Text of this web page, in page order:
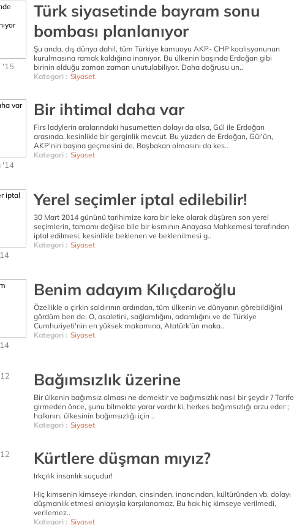
'15
Türk siyasetinde bayram sonu
bombası planlanıyor
Şu anda, dış dünya dahil, tüm Türkiye kamuoyu AKP- CHP koalisyonunun
kurulmasına ramak kaldığına inanıyor. Bu ülkenin başında Erdoğan gibi
birinin olduğu zaman zaman unutulabiliyor. Daha doğrusu un..
Kategori : Siyaset
'14
Bir ihtimal daha var
Firs ladylerin aralarındaki husumetten dolayı da olsa, Gül ile Erdoğan
arasında, kesinlikle bir gerginlik mevcut. Bu yüzden de Erdoğan, Gül'ün,
AKP'nin başına geçmesini de, Başbakan olmasını da kes..
Kategori : Siyaset
Yerel seçimler iptal edilebilir!
30 Mart 2014 gününü tarihimize kara bir leke olarak düşüren son yerel
seçimlerin, tamamı değilse bile bir kısmının Anayasa Mahkemesi tarafından
iptal edilmesi, kesinlikle beklenen ve beklenilmesi g..
Kategori : Siyaset
Benim adayım Kılıçdaroğlu
Özellikle o çirkin saldırının ardından, tüm ülkenin ve dünyanın görebildiğini
gördüm ben de. O, asaletini, sağlamlığını, adamlığını ve de Türkiye
Cumhuriyeti'nin en yüksek makamına, Atatürk'ün maka..
Kategori : Siyaset
Bağımsızlık üzerine
Bir ülkenin bağımsız olması ne demektir ve bağımsızlık nasıl bir şeydir ? Tarife
girmeden önce, şunu bilmekte yarar vardır ki, herkes bağımsızlığı arzu eder ;
halkının, ülkesinin bağımsızlığı için ..
Kategori : Siyaset
Kürtlere düşman mıyız?
Irkçılık insanlık suçudur!
Hiç kimsenin kimseye ırkından, cinsinden, inancından, kültüründen vb. dolayı
düşmanlık etmesi anlayışla karşılanamaz. Bu hak hiç kimseye verilmedi,
verilemez..
Kategori : Siyaset